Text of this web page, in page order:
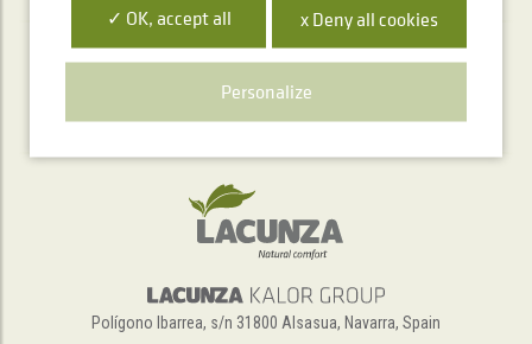
Telephone service
+34 948 563 511
Polígono Ibarrea, s/n 31800 Alsasua, Navarra, Spain
✓ OK, accept all x Deny all cookies
Personalize